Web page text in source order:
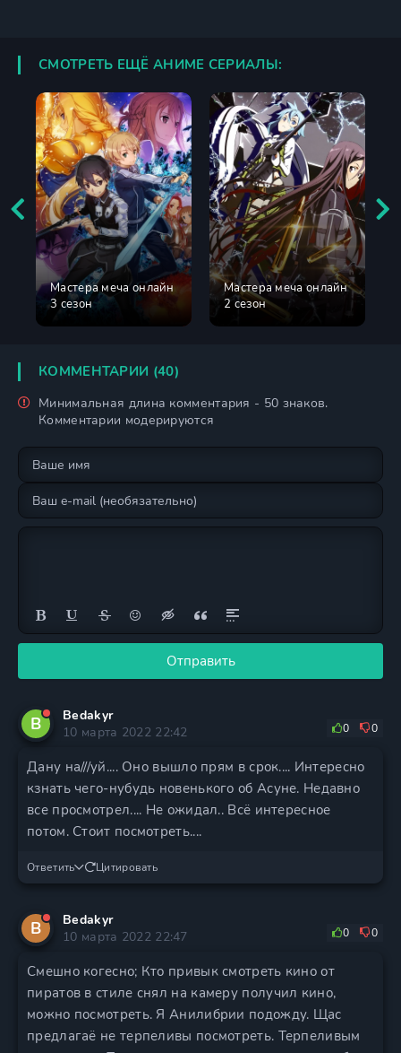
СМОТРЕТЬ ЕЩЁ АНИМЕ СЕРИАЛЫ:
Мастера меча онлайн
3 сезон
Мастера меча онлайн
2 сезон
КОММЕНТАРИИ (40)
Минимальная длина комментария - 50 знаков.
Комментарии модерируются
Отправить
B
Bedakyr
10 марта 2022 22:42
0 0
Дану на///уй.... Оно вышло прям в срок.... Интересно
кзнать чего-нубудь новенького об Асуне. Недавно
все просмотрел.... Не ожидал.. Всё интересное
потом. Стоит посмотреть....
Ответить Цитировать
B
Bedakyr
10 марта 2022 22:47
0 0
Смешно когесно; Кто привык смотреть кино от
пиратов в стиле снял на камеру получил кино,
можно посмотреть. Я Анилибрии подожду. Щас
предлагаё не терпеливы посмотреть. Терпеливым